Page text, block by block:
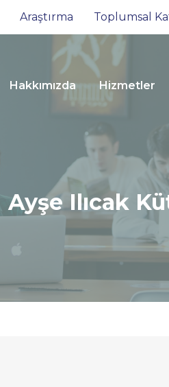
Araştırma Toplumsal
Hakkımızda Hizmetler
Ayşe Ilıcak